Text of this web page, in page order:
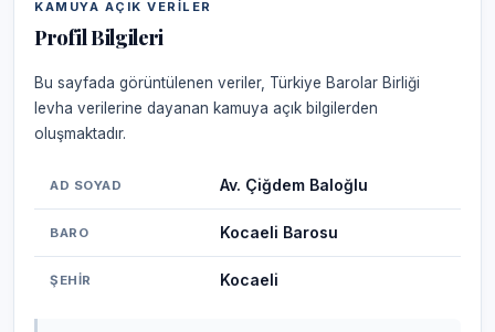
KAMUYA AÇIK VERILER
Profil Bilgileri
Bu sayfada görüntülenen veriler, Türkiye Barolar Birliği
levha verilerine dayanan kamuya açık bilgilerden
oluşmaktadır.
AD SOYAD Av. Çiğdem Baloğlu
BARO Kocaeli Barosu
ŞEHIR Kocaeli